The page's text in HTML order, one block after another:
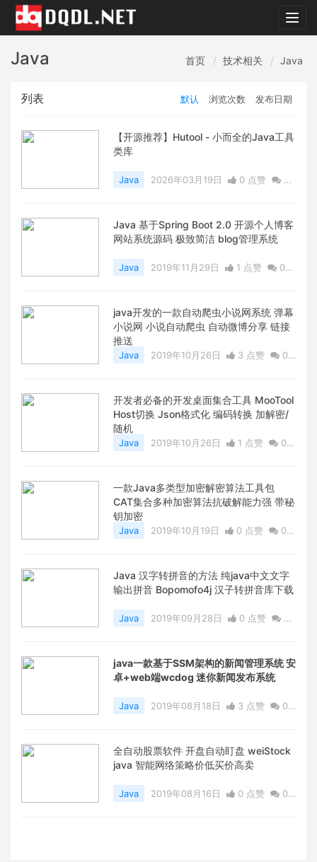
Java 首页 技术相关 Java
列表 默认 浏览次数 发布日期
【开源推荐】Hutool - 小而全的Java工具
类库
Java 2026年03月19日 0 点赞
0
Java 基于Spring Boot 2.0 开源个人博客
网站系统源码 极致简洁 blog管理系统
Java 2019年11月29日 1 点赞
0
java开发的一款自动爬虫小说网系统 弹幕
小说网 小说自动爬虫 自动微博分享 链接
推送
Java 2019年10月26日 3 点赞
0
开发者必备的开发桌面集合工具 MooTool
Host切换 Json格式化 编码转换 加解密/
随机
Java 2019年10月26日 1 点赞
0
一款Java多类型加密解密算法工具包
CAT集合多种加密算法抗破解能力强 带秘
钥加密
Java 2019年10月19日 0 点赞
0
Java 汉字转拼音的方法 纯java中文文字
输出拼音 Bopomofo4j 汉子转拼音库下载
Java 2019年09月28日 0 点赞
0
java一款基于SSM架构的新闻管理系统 安
卓+web端wcdog 迷你新闻发布系统
Java 2019年08月18日 3 点赞
0
全自动股票软件 开盘自动盯盘 weiStock
java 智能网络策略价低买价高卖
Java 2019年08月16日 0 点赞
0